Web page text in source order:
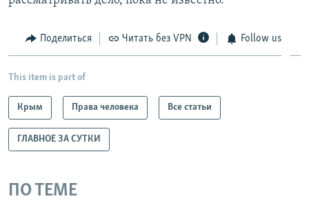
Поделиться Читать без VPN Follow us
This item is part of
Крым Права человека Все статьи
ГЛАВНОЕ ЗА СУТКИ
ПО ТЕМЕ